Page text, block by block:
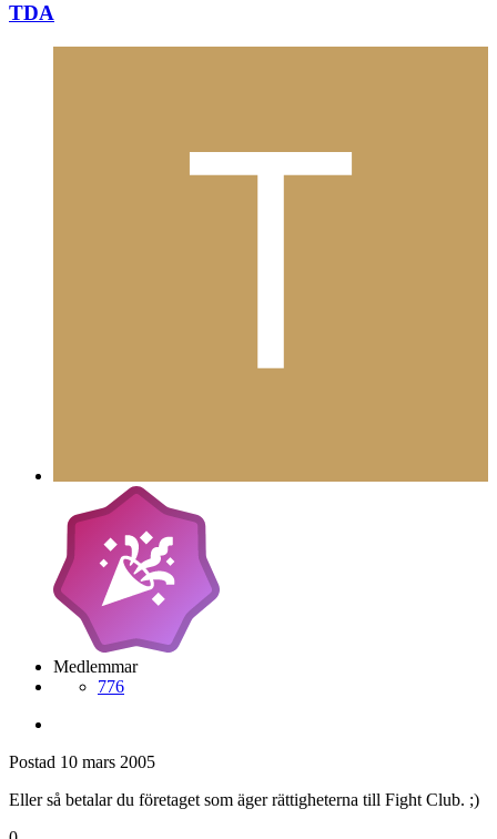
TDA
Medlemmar
776
Postad 10 mars 2005
Eller så betalar du företaget som äger rättigheterna till Fight Club. ;)